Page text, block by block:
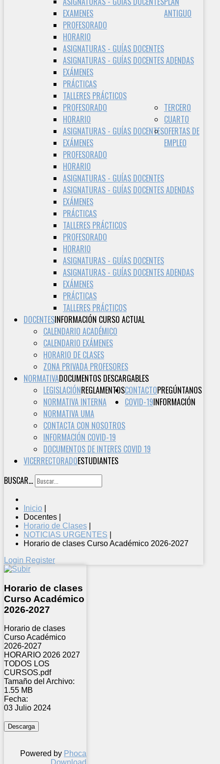
EXAMENES
PROFESORADO
HORARIO
ASIGNATURAS - GUÍAS DOCENTES
ASIGNATURAS - GUÍAS DOCENTES ADENDAS
EXÁMENES
PRÁCTICAS
TALLERES PRÁCTICOS
ANTIGUO
PROFESORADO
HORARIO
ASIGNATURAS - GUÍAS DOCENTES
EXÁMENES
TERCERO
PROFESORADO
HORARIO
ASIGNATURAS - GUÍAS DOCENTES
ASIGNATURAS - GUÍAS DOCENTES ADENDAS
EXÁMENES
PRÁCTICAS
TALLERES PRÁCTICOS
CUARTO
PROFESORADO
HORARIO
ASIGNATURAS - GUÍAS DOCENTES
ASIGNATURAS - GUÍAS DOCENTES ADENDAS
EXÁMENES
PRÁCTICAS
TALLERES PRÁCTICOS
OFERTAS DE
EMPLEO
DOCENTESINFORMACIÓN CURSO ACTUAL
CALENDARIO ACADÉMICO
CALENDARIO EXÁMENES
HORARIO DE CLASES
ZONA PRIVADA PROFESORES
NORMATIVADOCUMENTOS DESCARGABLES
LEGISLACIÓNREGLAMENTOS
NORMATIVA INTERNA
NORMATIVA UMA
CONTACTOPREGÚNTANOS
CONTACTA CON NOSOTROS
COVID-19INFORMACIÓN
INFORMACIÓN COVID-19
DOCUMENTOS DE INTERES COVID 19
VICERRECTORADOESTUDIANTES
BUSCAR...
Inicio
Docentes
Horario de Clases
NOTICIAS URGENTES
Horario de clases Curso Académico 2026-2027
Login Register
Horario de clases
Curso Académico
2026-2027
Horario de clases
Curso Académico
2026-2027
HORARIO 2026 2027
TODOS LOS
CURSOS.pdf
Tamaño del Archivo:
1.55 MB
Fecha:
03 Julio 2024
Powered by Phoca